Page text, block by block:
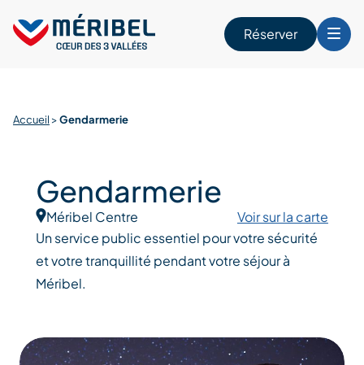
content
Réserver
Accueil >Gendarmerie
Gendarmerie
Méribel Centre
Voir sur la carte
Un service public essentiel pour votre sécurité
et votre tranquillité pendant votre séjour à
Méribel.